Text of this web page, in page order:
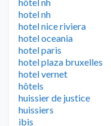
hotel nh
hotel nice riviera
hotel oceania
hotel paris
hotel plaza bruxelles
hotel vernet
hôtels
huissier de justice
huissiers
ibis